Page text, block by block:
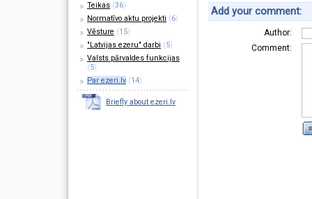
Teikas (36)
Normatīvo aktu projekti (6)
Vēsture (15)
"Latvijas ezeru" darbi (5)
Valsts pārvaldes funkcijas
(5)
Par ezeri.lv (14)
Briefly about ezeri.lv
Add your comment:
Author:
Comment: